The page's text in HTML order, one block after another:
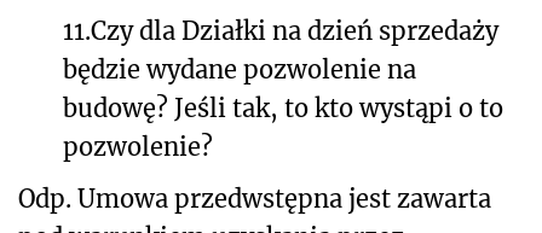
11.Czy dla Działki na dzień sprzedaży
będzie wydane pozwolenie na
budowę? Jeśli tak, to kto wystąpi o to
pozwolenie?
Odp. Umowa przedwstępna jest zawarta